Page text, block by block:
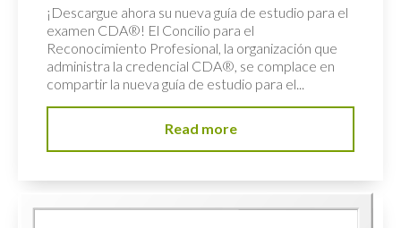
¡Descargue ahora su nueva guía de estudio para el
examen CDA®! El Concilio para el
Reconocimiento Profesional, la organización que
administra la credencial CDA®, se complace en
compartir la nueva guía de estudio para el...
Read more